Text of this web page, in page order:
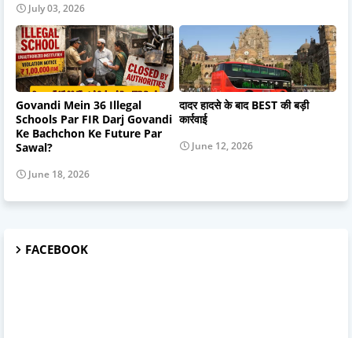
July 03, 2026
Govandi Mein 36 Illegal
Schools Par FIR Darj Govandi
Ke Bachchon Ke Future Par
Sawal?
June 18, 2026
दादर हादसे के बाद BEST की बड़ी
कार्रवाई
June 12, 2026
FACEBOOK